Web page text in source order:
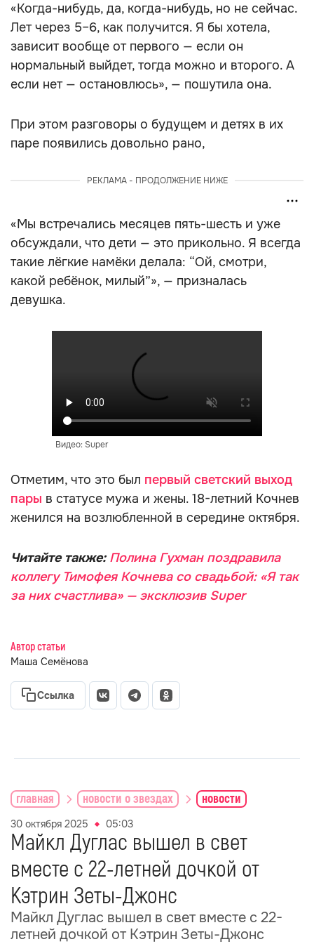
«Когда-нибудь, да, когда-нибудь, но не сейчас.
Лет через 5–6, как получится. Я бы хотела,
зависит вообще от первого — если он
нормальный выйдет, тогда можно и второго. А
если нет — остановлюсь», — пошутила она.
При этом разговоры о будущем и детях в их
паре появились довольно рано,
РЕКЛАМА - ПРОДОЛЖЕНИЕ НИЖЕ
«Мы встречались месяцев пять-шесть и уже
обсуждали, что дети — это прикольно. Я всегда
такие лёгкие намёки делала: “Ой, смотри,
какой ребёнок, милый”», — призналась
девушка.
Видео: Super
Отметим, что это был первый светский выход
пары в статусе мужа и жены. 18-летний Кочнев
женился на возлюбленной в середине октября.
Читайте также: Полина Гухман поздравила
коллегу Тимофея Кочнева со свадьбой: «Я так
за них счастлива» — эксклюзив Super
Автор статьи
Маша Семёнова
Ссылка
главная новости о звездах новости
30 октября 2025 05:03
Майкл Дуглас вышел в свет
вместе с 22-летней дочкой от
Кэтрин Зеты-Джонс
Майкл Дуглас вышел в свет вместе с 22-
летней дочкой от Кэтрин Зеты-Джонс